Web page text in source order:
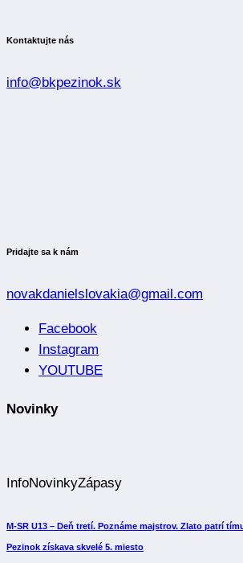
Kontaktujte nás
info@bkpezinok.sk
Pridajte sa k nám
novakdanielslovakia@gmail.com
Facebook
Instagram
YOUTUBE
Novinky
InfoNovinkyZápasy
M-SR U13 – Deň tretí. Poznáme majstrov. Zlato patrí
Pezinok získava skvelé 5. miesto